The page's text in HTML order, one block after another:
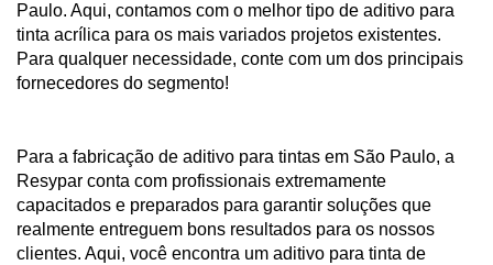
Paulo. Aqui, contamos com o melhor tipo de aditivo para
tinta acrílica para os mais variados projetos existentes.
Para qualquer necessidade, conte com um dos principais
fornecedores do segmento!
Para a fabricação de aditivo para tintas em São Paulo, a
Resypar conta com profissionais extremamente
capacitados e preparados para garantir soluções que
realmente entreguem bons resultados para os nossos
clientes. Aqui, você encontra um aditivo para tinta de